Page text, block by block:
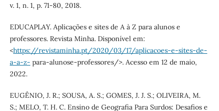
v. 1, n. 1, p. 71-80, 2018.
EDUCAPLAY. Aplicações e sites de A à Z para alunos e
professores. Revista Minha. Disponível em:
<https://revistaminha.pt/2020/03/17/aplicacoes-e-sites-de-
a-a-z- para-alunose-professores/>. Acesso em 12 de maio,
2022.
EUGÊNIO, J. R.; SOUSA, A. S.; GOMES, J. J. S.; OLIVEIRA, M.
S.; MELO, T. H. C. Ensino de Geografia Para Surdos: Desafios e